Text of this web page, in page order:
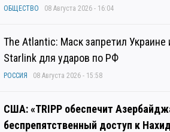
ОБЩЕСТВО 08 Августа 2026 - 16:04
The Atlantic: Маск запретил Украине
Starlink для ударов по РФ
РОССИЯ 08 Августа 2026 - 15:58
США: «TRIPP обеспечит
беспрепятственный доступ к